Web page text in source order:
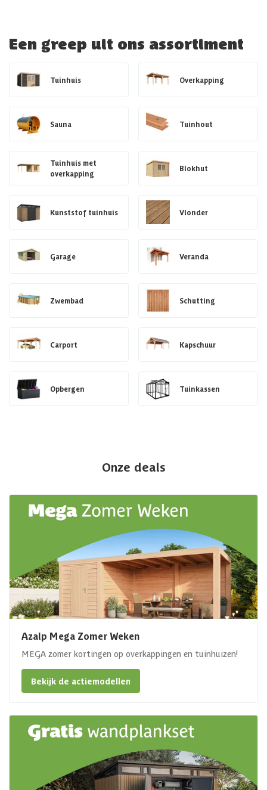
Een greep uit ons assortiment
Tuinhuis Overkapping
Sauna Tuinhout
Tuinhuis met
overkapping
Blokhut
Kunststof tuinhuis Vlonder
Garage Veranda
Zwembad Schutting
Carport Kapschuur
Opbergen Tuinkassen
Onze deals
Azalp Mega Zomer Weken
MEGA zomer kortingen op overkappingen en tuinhuizen!
Bekijk de actiemodellen